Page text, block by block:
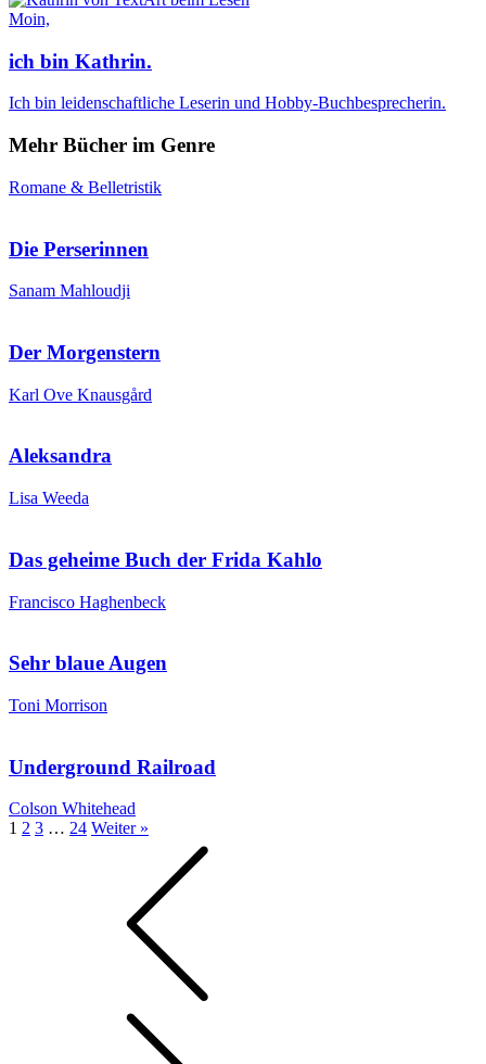
Moin,
ich bin Kathrin.
Ich bin leidenschaftliche Leserin und Hobby-Buchbesprecherin.
Mehr Bücher im Genre
Romane & Belletristik
Die Perserinnen
Sanam Mahloudji
Der Morgenstern
Karl Ove Knausgård
Aleksandra
Lisa Weeda
Das geheime Buch der Frida Kahlo
Francisco Haghenbeck
Sehr blaue Augen
Toni Morrison
Underground Railroad
Colson Whitehead
1 2 3 … 24 Weiter »